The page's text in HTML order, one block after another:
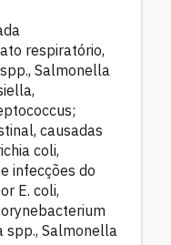
respiratório,
Salmonella
causadas
coli,
infecções do
E. coli,
spp., Salmonella